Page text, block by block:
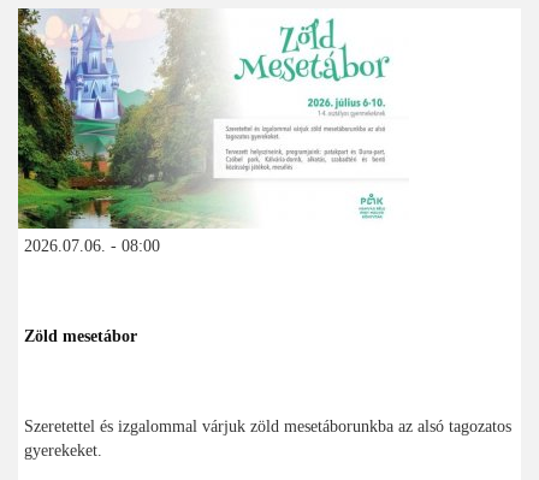
2026.07.06. - 08:00
Zöld mesetábor
Szeretettel és izgalommal várjuk zöld mesetáborunkba az alsó tagozatos
gyerekeket.